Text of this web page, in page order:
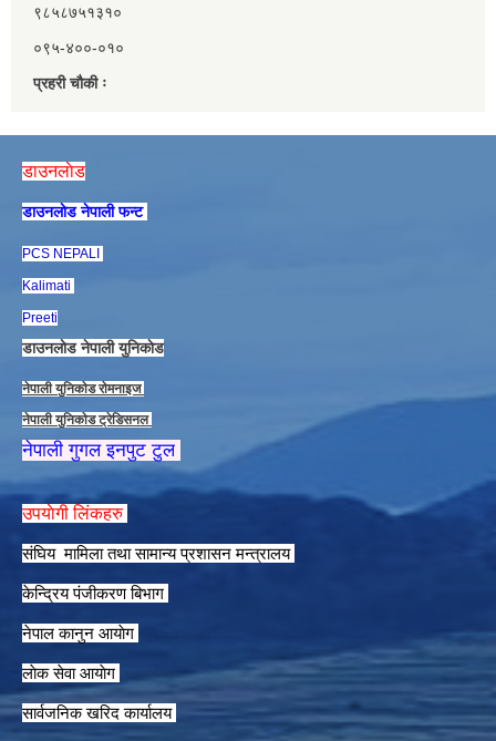
९८५८७५१३१०
०९५-४००-०१०
प्रहरी चौकी ः
डाउनलाेड
डाउनलाेड नेपाली फन्ट
PCS NEPALI
Kalimati
Preeti
डाउनलाेड नेपाली युनिकाेड
नेपाली युनिकाेड राेमनाइज
नेपाली युनिकाेड ट्रेडिसनल
नेपाली गुगल इनपुट टुल
उपयाेगी लिंकहरु
संघिय मामिला तथा सामान्य प्रशासन मन्त्रालय
केन्द्रिय पंजीकरण बिभाग
नेपाल कानुन आयाेग
लाेक सेवा आयाेग
सार्वजनिक खरिद कार्यालय